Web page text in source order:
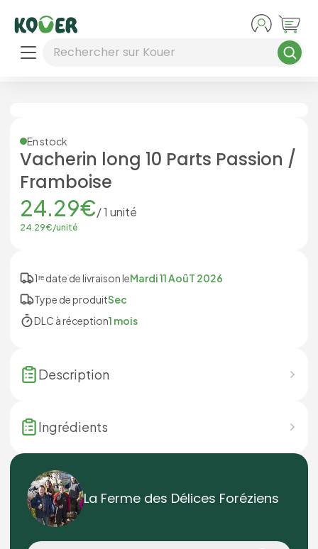
Rechercher sur Kouer
En stock
Vacherin long 10 Parts Passion /
Framboise
24.29€/1 unité
24.29€/unité
1ʳᵉ date de livraison leMardi 11 AoûT 2026
Type de produitSec
DLC à réception1 mois
Description
Ingrédients
La Ferme des Délices Foréziens